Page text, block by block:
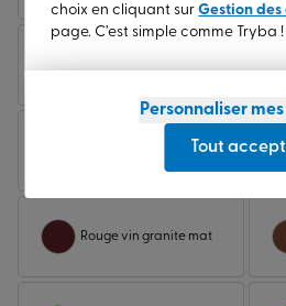
lisse mat
Noir fonce granite mat
Rouge vin granite mat
choix en cliquant surGestion des
page. C’est simple comme Tryba !
Personnaliser
Tout